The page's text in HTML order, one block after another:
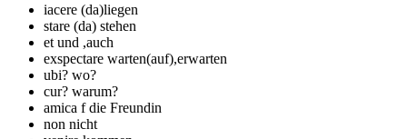
iacere (da)liegen
stare (da) stehen
et und ,auch
exspectare warten(auf),erwarten
ubi? wo?
cur? warum?
amica fdie Freundin
non nicht